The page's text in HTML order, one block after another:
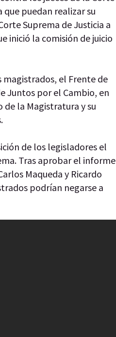
que puedan realizar su
Suprema de Justicia a
inició la comisión de juicio
el Frente de
Juntos por el Cambio, en
de la Magistratura y su
de los legisladores el
Tras aprobar el informe
Maqueda y Ricardo
podrían negarse a